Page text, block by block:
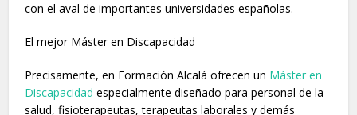
con el aval de importantes universidades españolas.
El mejor Máster en Discapacidad
Precisamente, en Formación Alcalá ofrecen un Máster en
Discapacidad especialmente diseñado para personal de la
salud, fisioterapeutas, terapeutas laborales y demás